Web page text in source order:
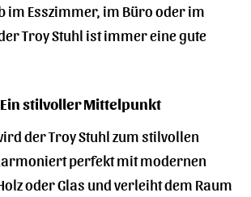
im Esszimmer, im Büro oder im
Troy Stuhl ist immer eine gute
stilvoller Mittelpunkt
der Troy Stuhl zum stilvollen
perfekt mit modernen
oder Glas und verleiht dem Raum